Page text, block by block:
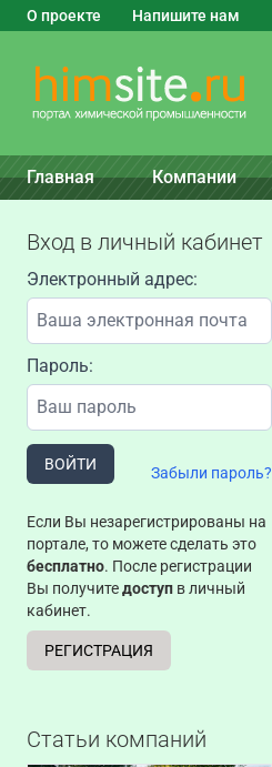
О проекте Напишите нам
Главная Компании
Вход в личный кабинет
Электронный адрес:
Пароль:
ВОЙТИ Забыли пароль?
Если Вы незарегистрированы на
портале, то можете сделать это
бесплатно. После регистрации
Вы получитедоступ в личный
кабинет.
РЕГИСТРАЦИЯ
Статьи компаний